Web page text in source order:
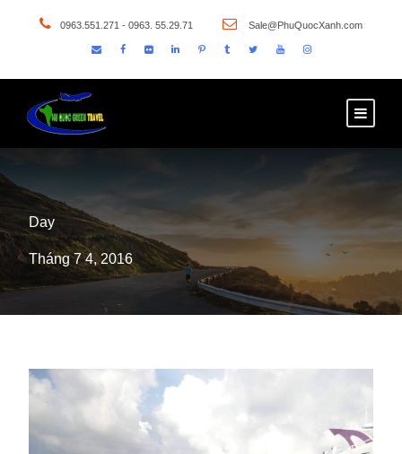
0963.551.271 - 0963. 55.29.71 Sale@PhuQuocXanh.com
Day
Tháng 7 4, 2016